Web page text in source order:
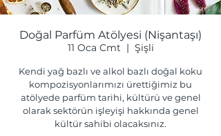
Doğal Parfüm Atölyesi (Nişantaşı)
11 Oca Cmt
  |
Şişli
Kendi yağ bazlı ve alkol bazlı doğal koku
kompozisyonlarımızı ürettiğimiz bu
atölyede parfüm tarihi, kültürü ve genel
olarak sektörün işleyişi hakkında genel
kültür sahibi olacaksınız.